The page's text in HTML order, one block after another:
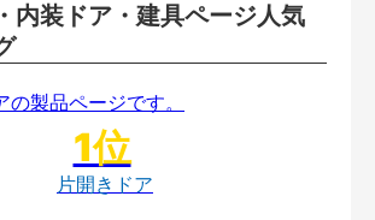
内装ドア・建具ページ人気
片開きドア